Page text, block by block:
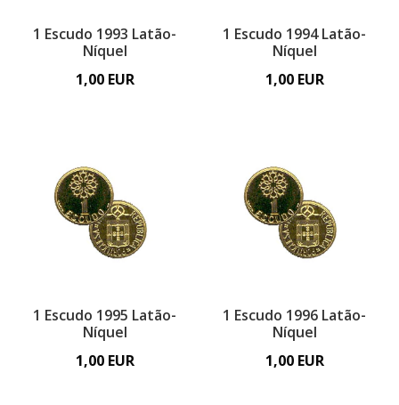
1 Escudo 1993 Latão-
Níquel
1,00 EUR
1 Escudo 1994 Latão-
Níquel
1,00 EUR
1 Escudo 1995 Latão-
Níquel
1,00 EUR
1 Escudo 1996 Latão-
Níquel
1,00 EUR